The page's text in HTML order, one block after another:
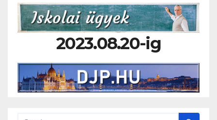
2023.08.20-ig